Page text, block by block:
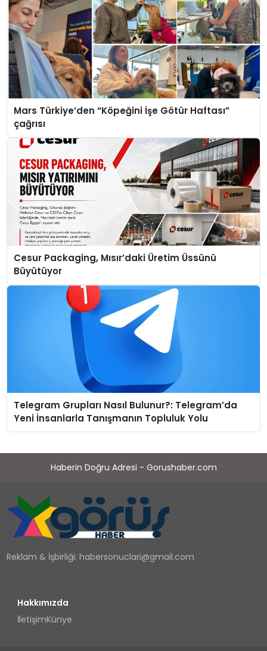
Mars Türkiye’den “Köpeğini İşe Götür Haftası”
çağrısı
Cesur Packaging, Mısır’daki Üretim Üssünü
Büyütüyor
Telegram Grupları Nasıl Bulunur?: Telegram’da
Yeni İnsanlarla Tanışmanın Topluluk Yolu
Haberin Doğru Adresi - Gorushaber.com
Reklam & İşbirliği:habersonuclari@gmail.com
Hakkımızda
İletişimKünye